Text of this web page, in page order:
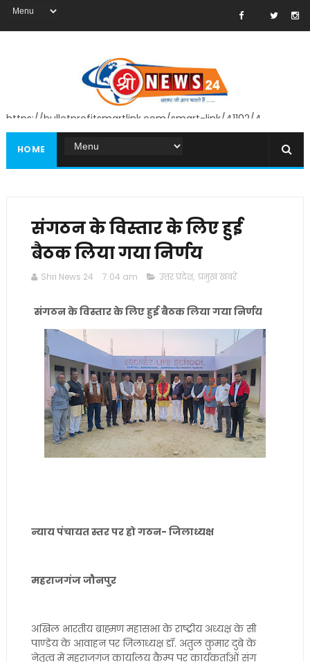
https://bulletprofitsmartlink.com/smart-link/41102/4
HOME
संगठन के विस्तार के लिए हुई
बैठक लिया गया निर्णय
Shri News 24 7:04 am उत्तर प्रदेश, प्रमुख खबरें
संगठन के विस्तार के लिए हुई बैठक लिया गया निर्णय
न्याय पंचायत स्तर पर हो गठन- जिलाध्यक्ष
महराजगंज जौनपुर
अखिल भारतीय ब्राह्मण महासभा के राष्ट्रीय अध्यक्ष के सी
पाण्डेय के आवाहन पर जिलाध्यक्ष डॉ. अतुल कुमार दुबे के
नेतृत्व में महराजगंज कार्यालय कैम्प पर कार्यकर्ताओं संग